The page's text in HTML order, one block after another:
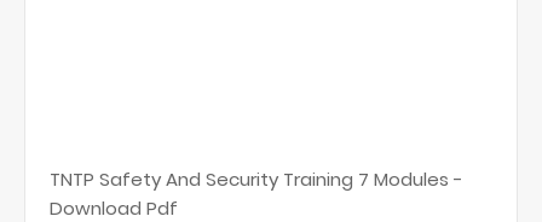
TNTP Safety And Security Training 7 Modules -
Download Pdf